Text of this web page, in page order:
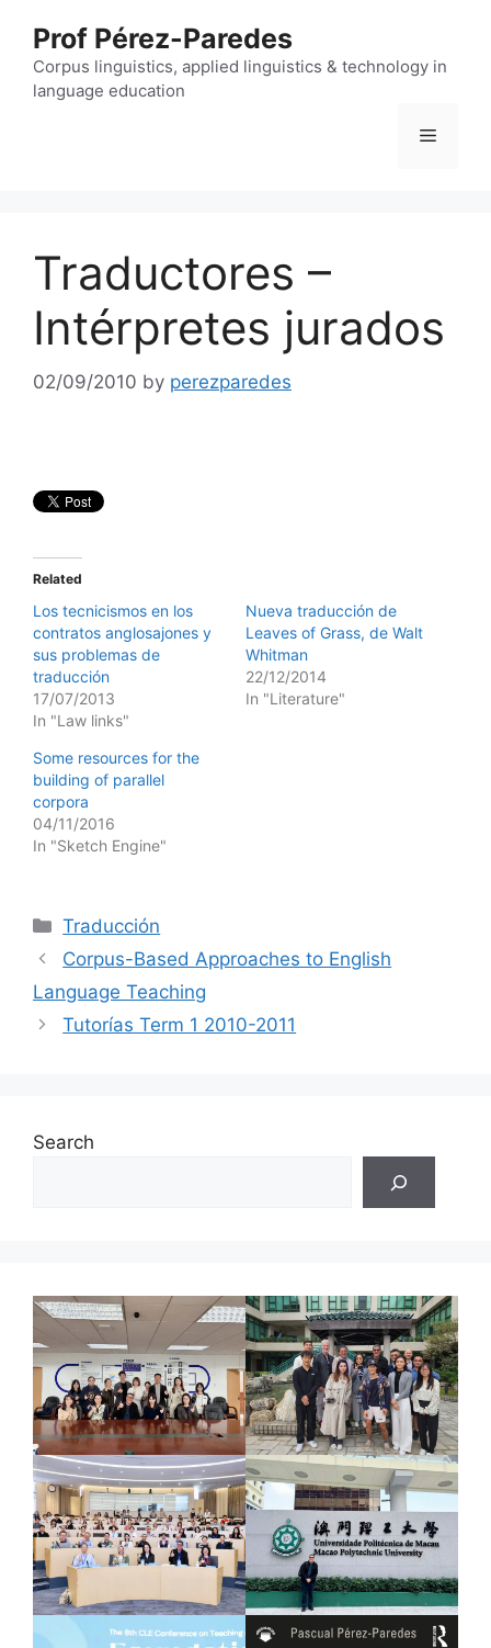
content
Prof Pérez-Paredes
Corpus linguistics, applied linguistics & technology in
language education
Menu
Traductores –
Intérpretes jurados
02/09/2010 by perezparedes
Related
Los tecnicismos en los
contratos anglosajones y
sus problemas de
traducción
17/07/2013
In "Law links"
Nueva traducción de
Leaves of Grass, de Walt
Whitman
22/12/2014
In "Literature"
Some resources for the
building of parallel
corpora
04/11/2016
In "Sketch Engine"
Categories
Traducción
Corpus-Based Approaches to English
Language Teaching
Tutorías Term 1 2010-2011
Search